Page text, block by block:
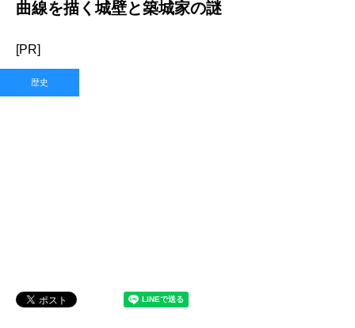
曲線を描く城壁と築城家の謎
[PR]
歴史